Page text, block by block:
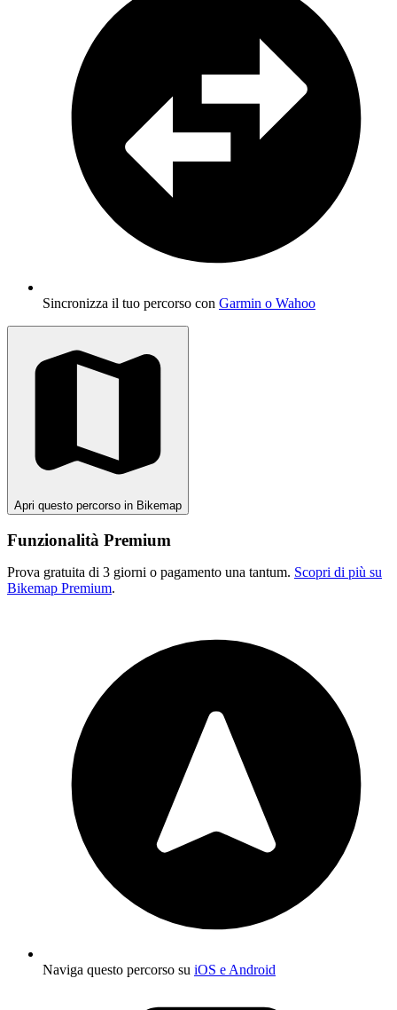
Sincronizza il tuo percorso con Garmin o Wahoo
Apri questo percorso in Bikemap
Funzionalità Premium
Prova gratuita di 3 giorni o pagamento una tantum. Scopri di più su
Bikemap Premium.
Naviga questo percorso su iOS e Android